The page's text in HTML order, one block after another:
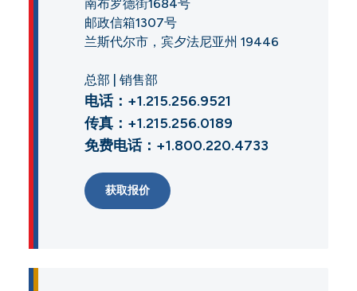
南布罗德街1684号
邮政信箱1307号
兰斯代尔市，宾夕法尼亚州 19446
总部 | 销售部
电话：+1.215.256.9521
传真：+1.215.256.0189
免费电话：+1.800.220.4733
获取报价